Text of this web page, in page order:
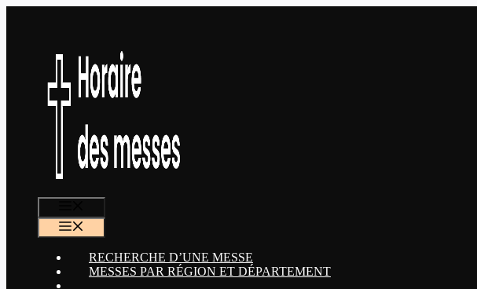
RECHERCHE D’UNE MESSE
MESSES PAR RÉGION ET DÉPARTEMENT